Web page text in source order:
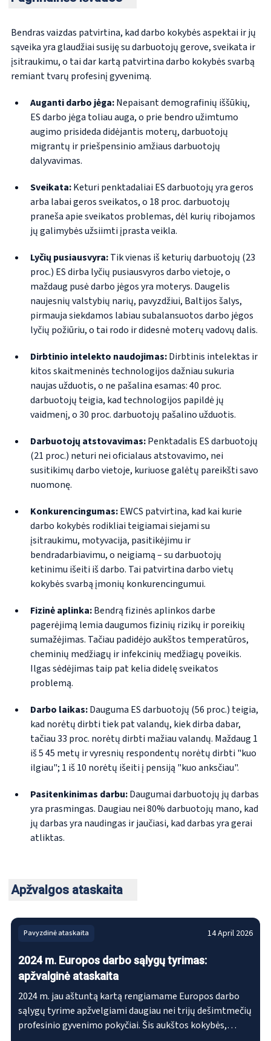
Bendras vaizdas patvirtina, kad darbo kokybės aspektai ir jų
sąveika yra glaudžiai susiję su darbuotojų gerove, sveikata ir
įsitraukimu, o tai dar kartą patvirtina darbo kokybės svarbą
remiant tvarų profesinį gyvenimą.
Auganti darbo jėga:Nepaisant demografinių iššūkių,
ES darbo jėga toliau auga, o prie bendro užimtumo
augimo prisideda didėjantis moterų, darbuotojų
migrantų ir priešpensinio amžiaus darbuotojų
dalyvavimas.
Sveikata:Keturi penktadaliai ES darbuotojų yra geros
arba labai geros sveikatos, o 18 proc. darbuotojų
praneša apie sveikatos problemas, dėl kurių ribojamos
jų galimybės užsiimti įprasta veikla.
Lyčių pusiausvyra:Tik vienas iš keturių darbuotojų (23
proc.) ES dirba lyčių pusiausvyros darbo vietoje, o
maždaug pusė darbo jėgos yra moterys. Daugelis
naujesnių valstybių narių, pavyzdžiui, Baltijos šalys,
pirmauja siekdamos labiau subalansuotos darbo jėgos
lyčių požiūriu, o tai rodo ir didesnė moterų vadovų dalis.
Dirbtinio intelekto naudojimas:Dirbtinis intelektas ir
kitos skaitmeninės technologijos dažniau sukuria
naujas užduotis, o ne pašalina esamas: 40 proc.
darbuotojų teigia, kad technologijos papildė jų
vaidmenį, o 30 proc. darbuotojų pašalino užduotis.
Darbuotojų atstovavimas:Penktadalis ES darbuotojų
(21 proc.) neturi nei oficialaus atstovavimo, nei
susitikimų darbo vietoje, kuriuose galėtų pareikšti savo
nuomonę.
Konkurencingumas:EWCS patvirtina, kad kai kurie
darbo kokybės rodikliai teigiamai siejami su
įsitraukimu, motyvacija, pasitikėjimu ir
bendradarbiavimu, o neigiamą – su darbuotojų
ketinimu išeiti iš darbo. Tai patvirtina darbo vietų
kokybės svarbą įmonių konkurencingumui.
Fizinė aplinka:Bendrą fizinės aplinkos darbe
pagerėjimą lemia daugumos fizinių rizikų ir poreikių
sumažėjimas. Tačiau padidėjo aukštos temperatūros,
cheminių medžiagų ir infekcinių medžiagų poveikis.
Ilgas sėdėjimas taip pat kelia didelę sveikatos
problemą.
Darbo laikas:Dauguma ES darbuotojų (56 proc.) teigia,
kad norėtų dirbti tiek pat valandų, kiek dirba dabar,
tačiau 33 proc. norėtų dirbti mažiau valandų. Maždaug 1
iš 5 45 metų ir vyresnių respondentų norėtų dirbti "kuo
ilgiau"; 1 iš 10 norėtų išeiti į pensiją "kuo anksčiau".
Pasitenkinimas darbu:Daugumai darbuotojų jų darbas
yra prasmingas. Daugiau nei 80% darbuotojų mano, kad
jų darbas yra naudingas ir jaučiasi, kad darbas yra gerai
atliktas.
Apžvalgos ataskaita
Pavyzdinė ataskaita 14 April 2026
2024 m. Europos darbo sąlygų tyrimas:
apžvalginė ataskaita
2024 m. jau aštuntą kartą rengiamame Europos darbo
sąlygų tyrime apžvelgiami daugiau nei trijų dešimtmečių
profesinio gyvenimo pokyčiai. Šis aukštos kokybės,